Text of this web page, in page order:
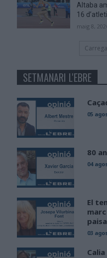
Altaba
16
maig 8,
SETMANARI L'EBRE
05
80
04
El
03